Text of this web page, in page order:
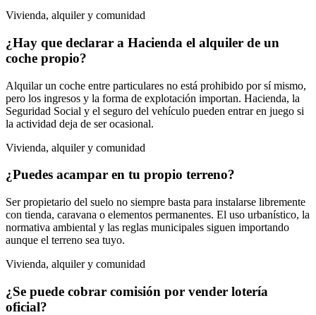
Vivienda, alquiler y comunidad
¿Hay que declarar a Hacienda el alquiler de un
coche propio?
Alquilar un coche entre particulares no está prohibido por sí mismo,
pero los ingresos y la forma de explotación importan. Hacienda, la
Seguridad Social y el seguro del vehículo pueden entrar en juego si
la actividad deja de ser ocasional.
Vivienda, alquiler y comunidad
¿Puedes acampar en tu propio terreno?
Ser propietario del suelo no siempre basta para instalarse libremente
con tienda, caravana o elementos permanentes. El uso urbanístico, la
normativa ambiental y las reglas municipales siguen importando
aunque el terreno sea tuyo.
Vivienda, alquiler y comunidad
¿Se puede cobrar comisión por vender lotería
oficial?